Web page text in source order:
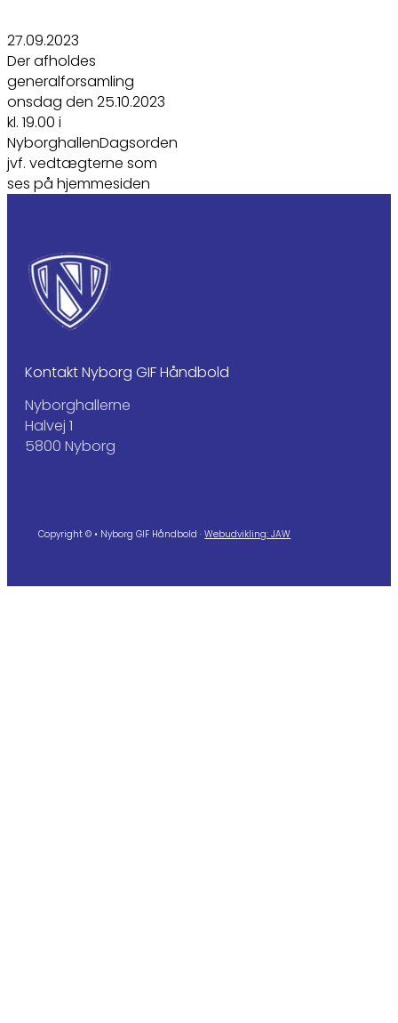
27.09.2023
Der afholdes
generalforsamling
onsdag den 25.10.2023
kl. 19.00 i
NyborghallenDagsorden
jvf. vedtægterne som
ses på hjemmesiden
Kontakt Nyborg GIF Håndbold
Nyborghallerne
Halvej 1
5800 Nyborg
Copyright © • Nyborg GIF Håndbold ·Webudvikling: JAW